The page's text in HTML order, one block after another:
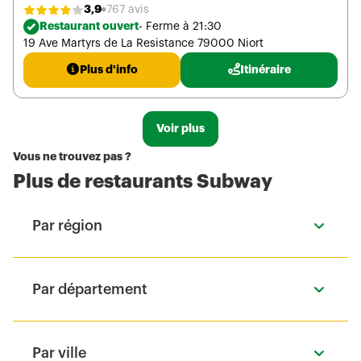
3,9 767 avis
Restaurant ouvert- Ferme à 21:30
19 Ave Martyrs de La Resistance 79000 Niort
Plus d'info Itinéraire
Voir plus
Vous ne trouvez pas ?
Plus de restaurants Subway
Par région
Par département
Par ville